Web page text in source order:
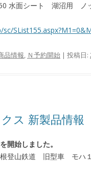
水面シート 湖沼用 ノ
品情報, Ｎ予約開始 | 投稿日:
ス 新製品情報
始しました。
登山鉄道 旧型車 モハ